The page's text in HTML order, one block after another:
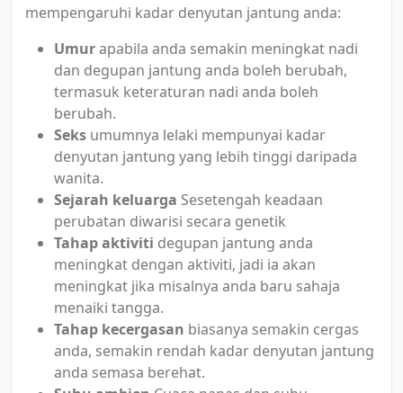
mempengaruhi kadar denyutan jantung anda:
Umurapabila anda semakin meningkat nadi
dan degupan jantung anda boleh berubah,
termasuk keteraturan nadi anda boleh
berubah.
Seks umumnya lelaki mempunyai kadar
denyutan jantung yang lebih tinggi daripada
wanita.
Sejarah keluarga Sesetengah keadaan
perubatan diwarisi secara genetik
Tahap aktiviti degupan jantung anda
meningkat dengan aktiviti, jadi ia akan
meningkat jika misalnya anda baru sahaja
menaiki tangga.
Tahap kecergasan biasanya semakin cergas
anda, semakin rendah kadar denyutan jantung
anda semasa berehat.